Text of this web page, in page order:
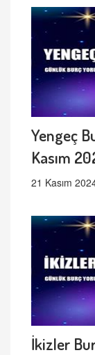
Yengeç
Kasım
21 Kasım
İkizler